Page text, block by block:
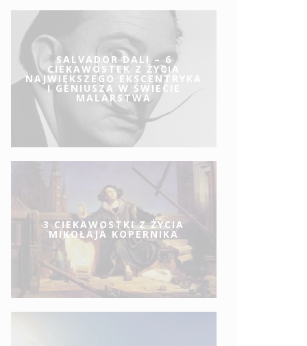
SALVADOR DALI – 6
CIEKAWOSTEK Z ŻYCIA
NAJWIĘKSZEGO EKSCENTRYKA
I GENIUSZA W ŚWIECIE
MALARSTWA
3 CIEKAWOSTKI Z ŻYCIA
MIKOŁAJA KOPERNIKA